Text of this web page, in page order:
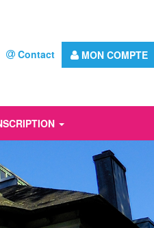
Contact MON COMPTE